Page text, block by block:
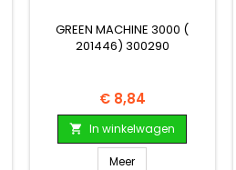
GREEN MACHINE 3000 (
201446) 300290
Prijs
€ 8,84
 In winkelwagen
Meer